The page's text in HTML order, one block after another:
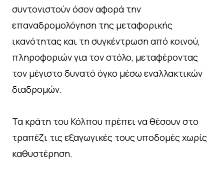
συντονιστούν όσον αφορά την
επαναδρομολόγηση της μεταφορικής
ικανότητας και τη συγκέντρωση από κοινού,
πληροφοριών για τον στόλο, μεταφέροντας
τον μέγιστο δυνατό όγκο μέσω εναλλακτικών
διαδρομών.
Τα κράτη του Κόλπου πρέπει να θέσουν στο
τραπέζι τις εξαγωγικές τους υποδομές χωρίς
καθυστέρηση.